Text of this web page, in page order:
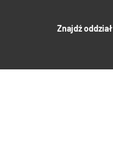
Znajdź oddział